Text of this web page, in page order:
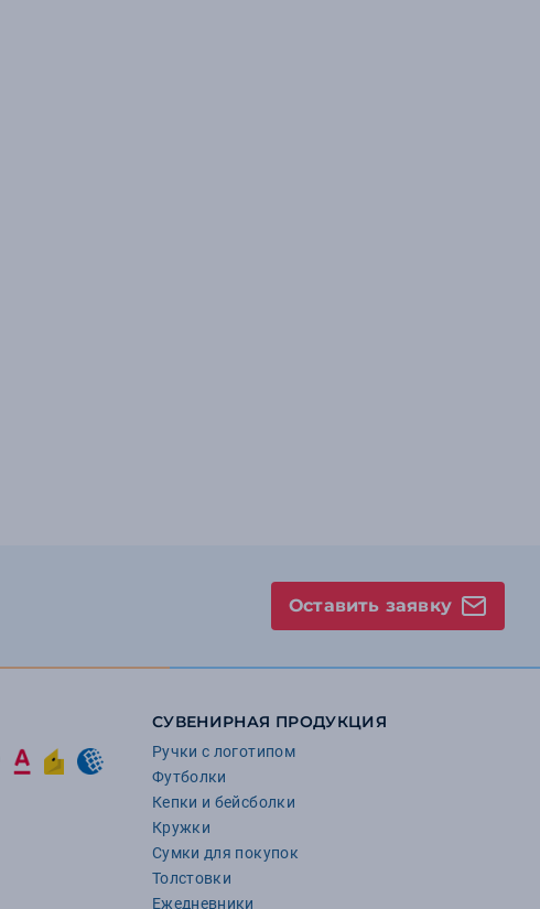
Оставить заявку
СУВЕНИРНАЯ ПРОДУКЦИЯ
Ручки с логотипом
Футболки
Кепки и бейсболки
Кружки
Сумки для покупок
Толстовки
Ежедневники